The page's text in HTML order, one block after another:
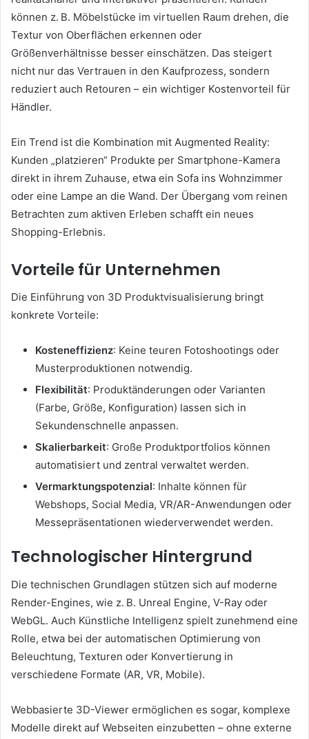
können z. B. Möbelstücke im virtuellen Raum drehen, die
Textur von Oberflächen erkennen oder
Größenverhältnisse besser einschätzen. Das steigert
nicht nur das Vertrauen in den Kaufprozess, sondern
reduziert auch Retouren – ein wichtiger Kostenvorteil für
Händler.
Ein Trend ist die Kombination mit Augmented Reality:
Kunden „platzieren“ Produkte per Smartphone-Kamera
direkt in ihrem Zuhause, etwa ein Sofa ins Wohnzimmer
oder eine Lampe an die Wand. Der Übergang vom reinen
Betrachten zum aktiven Erleben schafft ein neues
Shopping-Erlebnis.
Vorteile für Unternehmen
Die Einführung von 3D Produktvisualisierung bringt
konkrete Vorteile:
Kosteneffizienz: Keine teuren Fotoshootings oder
Musterproduktionen notwendig.
Flexibilität: Produktänderungen oder Varianten
(Farbe, Größe, Konfiguration) lassen sich in
Sekundenschnelle anpassen.
Skalierbarkeit: Große Produktportfolios können
automatisiert und zentral verwaltet werden.
Vermarktungspotenzial: Inhalte können für
Webshops, Social Media, VR/AR-Anwendungen oder
Messepräsentationen wiederverwendet werden.
Technologischer Hintergrund
Die technischen Grundlagen stützen sich auf moderne
Render-Engines, wie z. B. Unreal Engine, V-Ray oder
WebGL. Auch Künstliche Intelligenz spielt zunehmend eine
Rolle, etwa bei der automatischen Optimierung von
Beleuchtung, Texturen oder Konvertierung in
verschiedene Formate (AR, VR, Mobile).
Webbasierte 3D-Viewer ermöglichen es sogar, komplexe
Modelle direkt auf Webseiten einzubetten – ohne externe